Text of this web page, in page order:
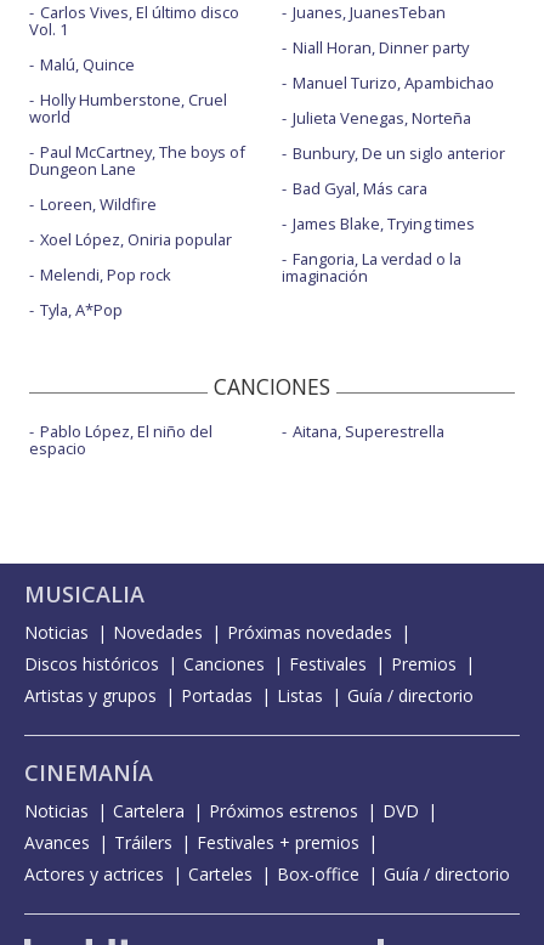
Carlos Vives, El último disco
Vol. 1
Malú, Quince
Holly Humberstone, Cruel
world
Paul McCartney, The boys of
Dungeon Lane
Loreen, Wildfire
Xoel López, Oniria popular
Melendi, Pop rock
Tyla, A*Pop
Juanes, JuanesTeban
Niall Horan, Dinner party
Manuel Turizo, Apambichao
Julieta Venegas, Norteña
Bunbury, De un siglo anterior
Bad Gyal, Más cara
James Blake, Trying times
Fangoria, La verdad o la
imaginación
CANCIONES
Pablo López, El niño del
espacio
Aitana, Superestrella
MUSICALIA
Noticias Novedades
Próximas novedades
Discos históricos
Canciones Festivales
Premios
Artistas y grupos
Portadas Listas Guía / directorio
CINEMANÍA
Noticias Cartelera Próximos estrenos
DVD
Avances
Tráilers
Festivales + premios
Actores y actrices
Carteles Box-office Guía / directorio